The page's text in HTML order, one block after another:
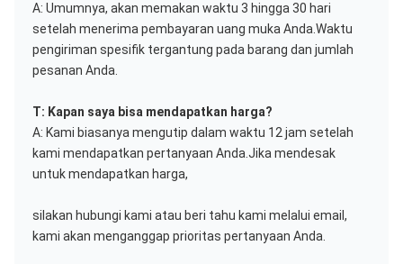
A: Umumnya, akan memakan waktu 3 hingga 30 hari
setelah menerima pembayaran uang muka Anda.Waktu
pengiriman spesifik tergantung pada barang dan jumlah
pesanan Anda.
T: Kapan saya bisa mendapatkan harga?
A: Kami biasanya mengutip dalam waktu 12 jam setelah
kami mendapatkan pertanyaan Anda.Jika mendesak
untuk mendapatkan harga,
silakan hubungi kami atau beri tahu kami melalui email,
kami akan menganggap prioritas pertanyaan Anda.